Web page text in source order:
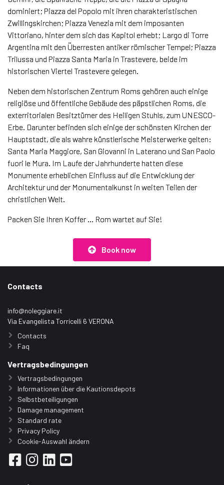
dominiert; Piazza del Popolo mit ihren charakteristischen
Zwillingskirchen; Piazza Venezia mit dem imposanten
Vittoriano, hinter dem sich das Kapitol erhebt; Largo di Torre
Argentina mit den Überresten antiker römischer Tempel; Piazza
Trilussa und Piazza Santa Maria in Trastevere, beide im
historischen Viertel Trastevere gelegen.
Neben dem historischen Zentrum Roms gehören auch einige
religiöse und öffentliche Gebäude des päpstlichen Roms, die
exterritorialen Besitztümer des Heiligen Stuhls, zum UNESCO-
Erbe. Darunter befinden sich einige der schönsten Kirchen der
Hauptstadt, die als wahre künstlerische Meisterwerke gelten:
Santa Maria Maggiore, San Giovanni in Laterano und San Paolo
fuori le Mura. Im Laufe der Jahrhunderte hatten diese
Monumente erheblichen Einfluss auf die Entwicklung der
Architektur und der Monumentalkunst in weiten Teilen der
christlichen Welt.
Packen Sie Ihren Koffer … Rom wartet auf Sie!
Book now
Contacts
info@noleggiare.it
Via Evangelista Torricelli 6 VERONA
Contacts
Faq
Vertragsbedingungen
Vertragsbedingungen
Informationen über die Kautionsdepots
Selbstbeteiligungen
Damage management
Standard rate
Privacy Policy
Cookie-Auswahl ändern